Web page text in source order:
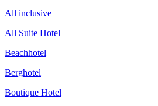
All inclusive
All Suite Hotel
Beachhotel
Berghotel
Boutique Hotel